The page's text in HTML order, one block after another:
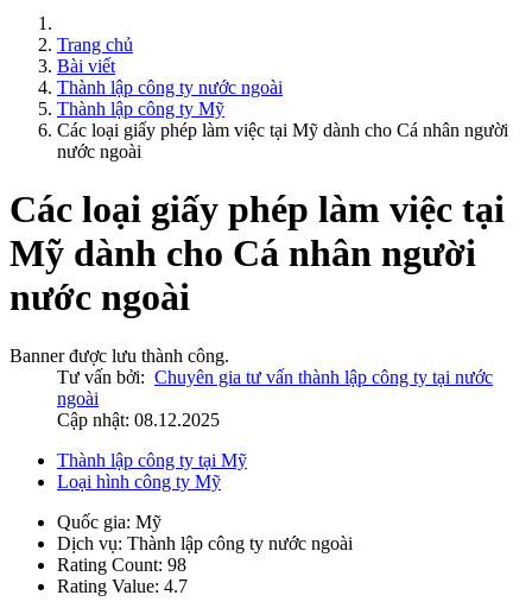
Trang chủ
Bài viết
Thành lập công ty nước ngoài
Thành lập công ty Mỹ
Các loại giấy phép làm việc tại Mỹ dành cho Cá nhân người
nước ngoài
Các loại giấy phép làm việc tại
Mỹ dành cho Cá nhân người
nước ngoài
Banner được lưu thành công.
Tư vấn bởi: Chuyên gia tư vấn thành lập công ty tại nước
ngoài
Cập nhật: 08.12.2025
Thành lập công ty tại Mỹ
Loại hình công ty Mỹ
Quốc gia: Mỹ
Dịch vụ: Thành lập công ty nước ngoài
Rating Count: 98
Rating Value: 4.7